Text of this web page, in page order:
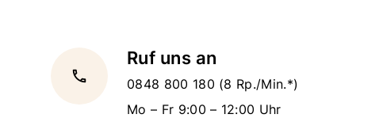
local_phone
Ruf uns an
0848 800 180 (8 Rp./Min.*)
Mo – Fr 9:00 – 12:00 Uhr